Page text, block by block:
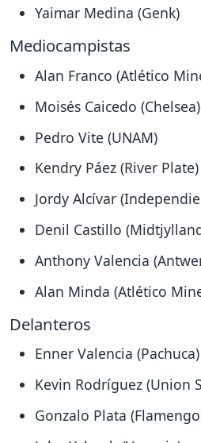
Yaimar Medina (Genk)
Mediocampistas
Alan Franco (Atlético
Moisés Caicedo (Chelsea)
Pedro Vite (UNAM)
Kendry Páez (River Plate)
Jordy Alcívar
Denil Castillo
Anthony Valencia
Alan Minda (Atlético
Delanteros
Enner Valencia (Pachuca)
Kevin Rodríguez (Union
Gonzalo Plata